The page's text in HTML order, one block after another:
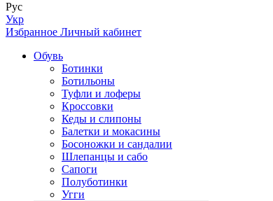
Рус
Укр
Избранное Личный кабинет
Обувь
Ботинки
Ботильоны
Туфли и лоферы
Кроссовки
Кеды и слипоны
Балетки и мокасины
Босоножки и сандалии
Шлепанцы и сабо
Сапоги
Полуботинки
Угги